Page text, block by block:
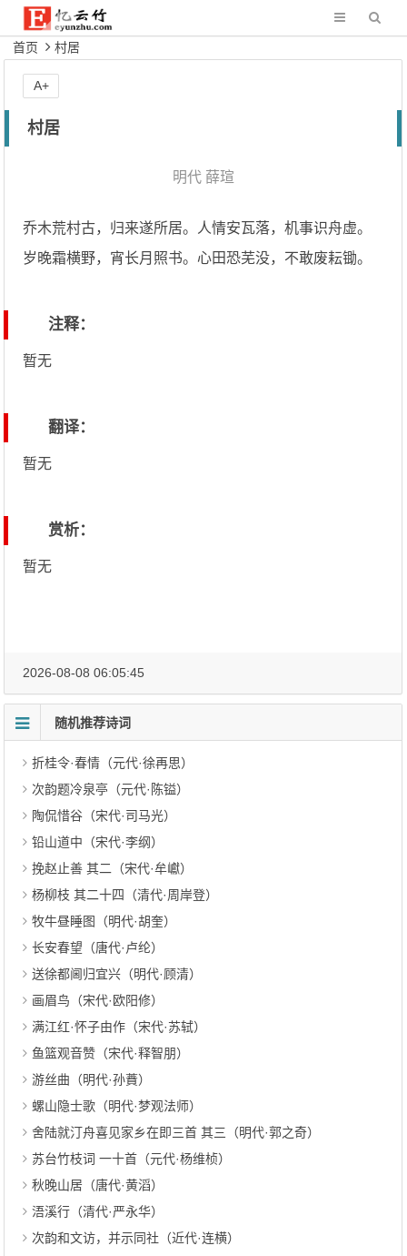
首页 村居
村居
明代 薛瑄
乔木荒村古，归来遂所居。人情安瓦落，机事识舟虚。
岁晚霜横野，宵长月照书。心田恐芜没，不敢废耘锄。
注释：
暂无
翻译：
暂无
赏析：
暂无
A+
2026-08-08 06:05:45
随机推荐诗词
折桂令·春情（元代·徐再思）
次韵题冷泉亭（元代·陈镒）
陶侃惜谷（宋代·司马光）
铅山道中（宋代·李纲）
挽赵止善 其二（宋代·牟巘）
杨柳枝 其二十四（清代·周岸登）
牧牛昼睡图（明代·胡奎）
长安春望（唐代·卢纶）
送徐都阃归宜兴（明代·顾清）
画眉鸟（宋代·欧阳修）
满江红·怀子由作（宋代·苏轼）
鱼篮观音赞（宋代·释智朋）
游丝曲（明代·孙蕡）
螺山隐士歌（明代·梦观法师）
舍陆就汀舟喜见家乡在即三首 其三（明代·郭之奇）
苏台竹枝词 一十首（元代·杨维桢）
秋晚山居（唐代·黄滔）
浯溪行（清代·严永华）
次韵和文访，并示同社（近代·连横）